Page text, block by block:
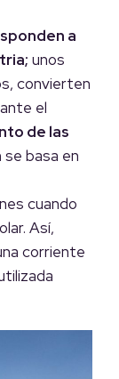
a
unos
convierten
el
de las
se basa en
cuando
Así,
corriente